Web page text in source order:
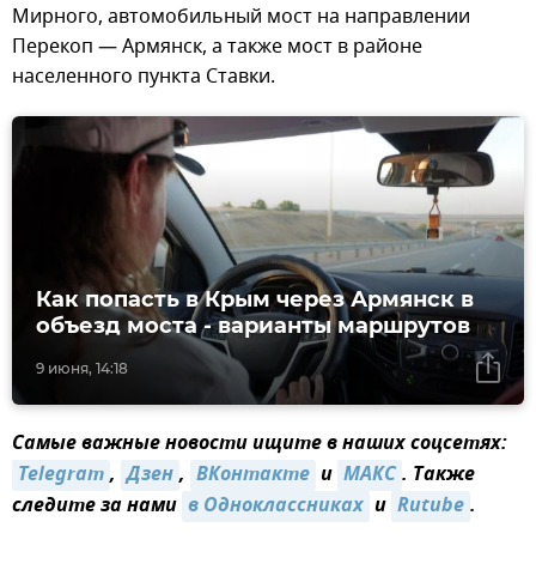
Мирного, автомобильный мост на направлении
Перекоп — Армянск, а также мост в районе
населенного пункта Ставки.
9 июня, 14:18
Как попасть в Крым через Армянск в
объезд моста - варианты маршрутов
Самые важные новости ищите в наших соцсетях:
Telegram, Дзен, ВКонтакте и МАКС. Также
следите за нами в Одноклассниках и Rutube.